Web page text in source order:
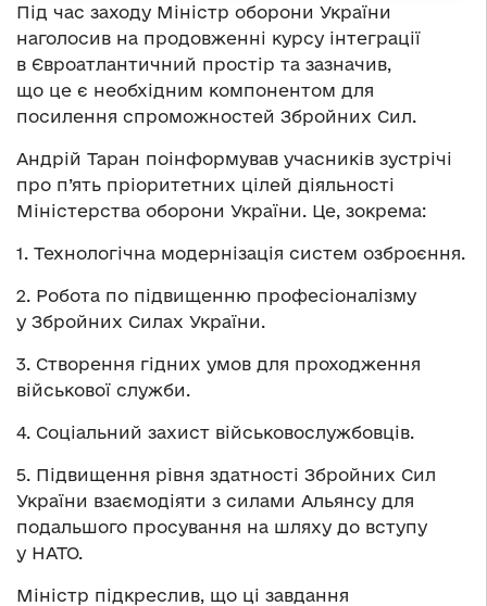
Під час заходу Міністр оборони України
наголосив на продовженні курсу інтеграції
в Євроатлантичний простір та зазначив,
що це є необхідним компонентом для
посилення спроможностей Збройних Сил.
Андрій Таран поінформував учасників зустрічі
про п’ять пріоритетних цілей діяльності
Міністерства оборони України. Це, зокрема:
1. Технологічна модернізація систем озброєння.
2. Робота по підвищенню професіоналізму
у Збройних Силах України.
3. Створення гідних умов для проходження
військової служби.
4. Соціальний захист військовослужбовців.
5. Підвищення рівня здатності Збройних Сил
України взаємодіяти з силами Альянсу для
подальшого просування на шляху до вступу
у НАТО.
Міністр підкреслив, що ці завдання